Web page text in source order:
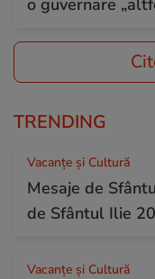
TRENDING
Vacanțe și Cultură
Mesaje de
de Sfântul Ilie
Vacanțe și Cultură